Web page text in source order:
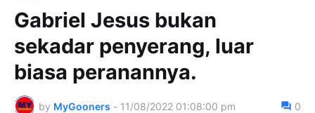
Gabriel Jesus bukan
sekadar penyerang, luar
biasa peranannya.
by MyGooners - 11/08/2022 01:08:00 pm 0